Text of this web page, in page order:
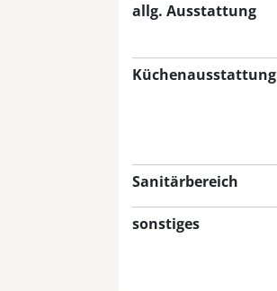
allg. Ausstattung
Küchenausstattung
Sanitärbereich
sonstiges